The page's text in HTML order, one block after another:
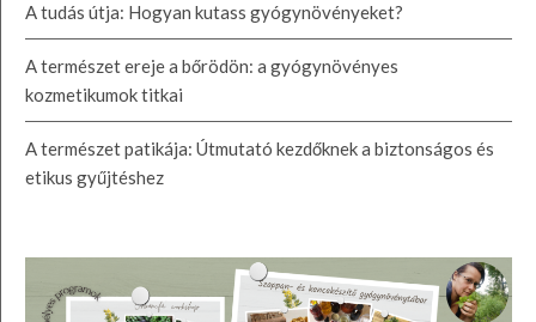
A tudás útja: Hogyan kutass gyógynövényeket?
A természet ereje a bőrödön: a gyógynövényes
kozmetikumok titkai
A természet patikája: Útmutató kezdőknek a biztonságos és
etikus gyűjtéshez